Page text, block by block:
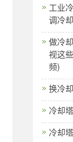
工业
调冷
做冷
视这
频)
换冷
冷却
冷却